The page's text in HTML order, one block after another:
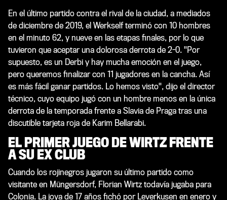
En el último partido contra el rival de la ciudad, a mediados
de diciembre de 2019, el Werkself terminó con 10 hombres
en el minuto 62, y nueve en las etapas finales, por lo que
tuvieron que aceptar una dolorosa derrota de 2-0. "Por
supuesto, es un Derbi y hay mucha emoción en el juego,
pero queremos finalizar con 11 jugadores en la cancha. Así
es más fácil ganar partidos. Lo hemos visto", dijo el director
técnico, cuyo equipo jugó con un hombre menos en la única
derrota de la temporada frente a Slavia de Praga tras una
discutible tarjeta roja de Karim Bellarabi.
EL PRIMER JUEGO DE WIRTZ FRENTE
A SU EX CLUB
Cuando los rojinegros jugaron su último partido como
visitante en Müngersdorf, Florian Wirtz todavía jugaba para
Colonia. La joya de 17 años fichó por Leverkusen en enero y